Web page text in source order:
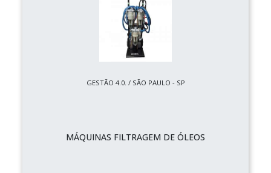
GESTÃO 4.0. / SÃO PAULO - SP
MÁQUINAS FILTRAGEM DE ÓLEOS